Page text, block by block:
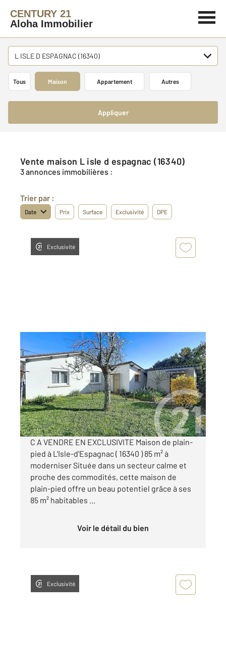
CENTURY 21
Aloha Immobilier
L ISLE D ESPAGNAC (16340)
Tous Maison Appartement Autres
Appliquer
Vente maison L isle d espagnac (16340)
3 annonces immobilières :
Trier par :
Date Prix Surface Exclusivité DPE
Exclusivité
L ISLE D ESPAGNAC 16
85,13 m2, 4 pièces
Ref : 8207
Maison à vendre
160 500 €
Visiter le site dédié
C A VENDRE EN EXCLUSIVITE Maison de plain-
pied à L'Isle-d'Espagnac ( 16340 ) 85 m² à
moderniser Située dans un secteur calme et
proche des commodités, cette maison de
plain-pied offre un beau potentiel grâce à ses
85 m² habitables ...
Voir le détail du bien
Exclusivité